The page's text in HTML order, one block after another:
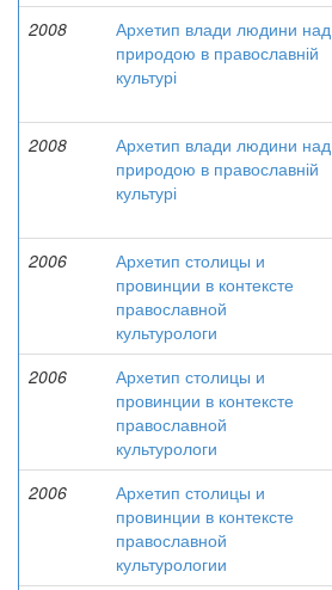
2008
Архетип влади людини над
природою в православній
культурі
2008
Архетип влади людини над
природою в православній
культурі
2006
Архетип столицы и
провинции в контексте
православной
культурологи
2006
Архетип столицы и
провинции в контексте
православной
культурологи
2006
Архетип столицы и
провинции в контексте
православной
культурологии